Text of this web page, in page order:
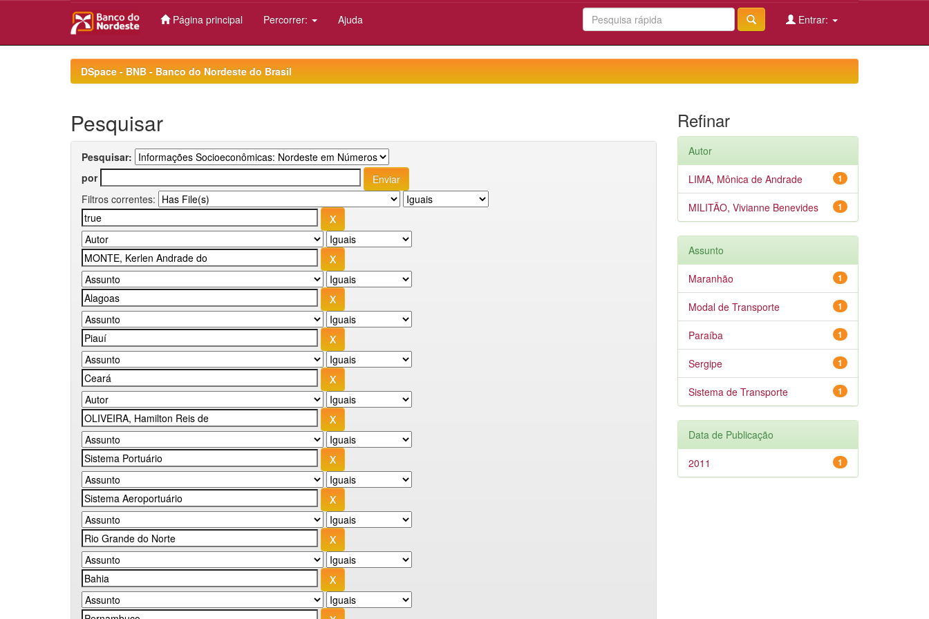
Página principal Percorrer: Ajuda Entrar:
DSpace - BNB - Banco do Nordeste do Brasil
Pesquisar
Pesquisar:
por
Filtros correntes:
Refinar
Autor
1
LIMA, Mônica de Andrade
1
MILITÃO, Vivianne Benevides
Assunto
1
Maranhão
1
Modal de Transporte
1
Paraíba
1
Sergipe
1
Sistema de Transporte
Data de Publicação
1
2011